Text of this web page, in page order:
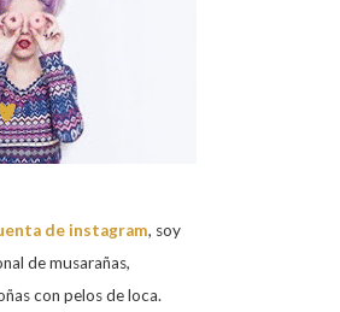
de instagram, soy
de musarañas,
con pelos de loca.